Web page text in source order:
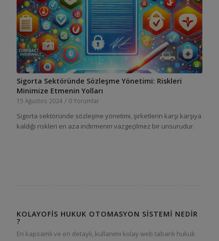
Sigorta Sektöründe Sözleşme Yönetimi: Riskleri
Minimize Etmenin Yolları
15 Ağustos 2024 / 0 Yorumlar
Sigorta sektöründe sözleşme yönetimi, şirketlerin karşı karşıya
kaldığı riskleri en aza indirmenin vazgeçilmez bir unsurudur.
KOLAYOFIS HUKUK OTOMASYON SISTEMI NEDIR
?
En kapsamlı ve en detaylı, kullanımı kolay web tabanlı hukuk